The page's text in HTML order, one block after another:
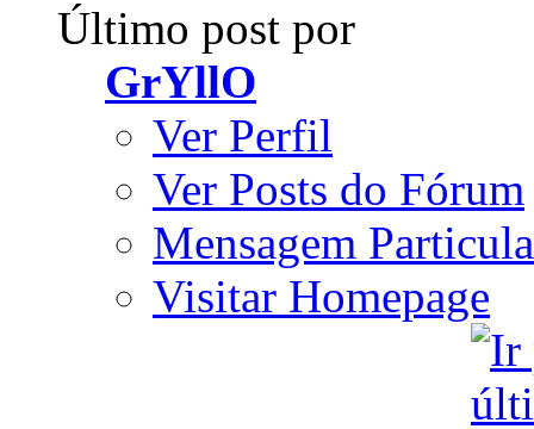
Último post por
GrYllO
Ver Perfil
Ver Posts do Fórum
Mensagem
Visitar Homepage